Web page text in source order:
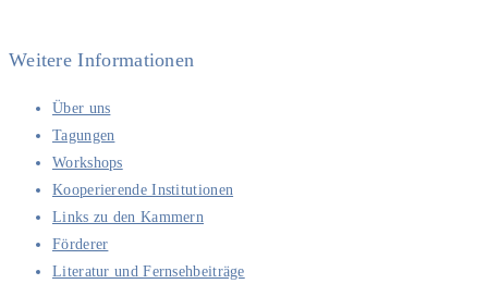
Weitere Informationen
Über uns
Tagungen
Workshops
Kooperierende Institutionen
Links zu den Kammern
Förderer
Literatur und Fernsehbeiträge